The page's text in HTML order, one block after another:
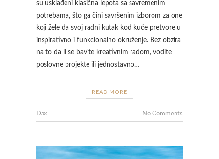
su usklađeni klasična lepota sa savremenim
potrebama, što ga čini savršenim izborom za one
koji žele da svoj radni kutak kod kuće pretvore u
inspirativno i funkcionalno okruženje. Bez obzira
na to da li se bavite kreativnim radom, vodite
poslovne projekte ili jednostavno…
READ MORE
Dax No Comments